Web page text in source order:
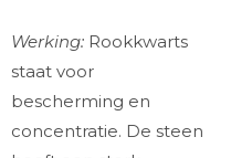
Werking: Rookkwarts
staat voor
bescherming en
concentratie. De steen